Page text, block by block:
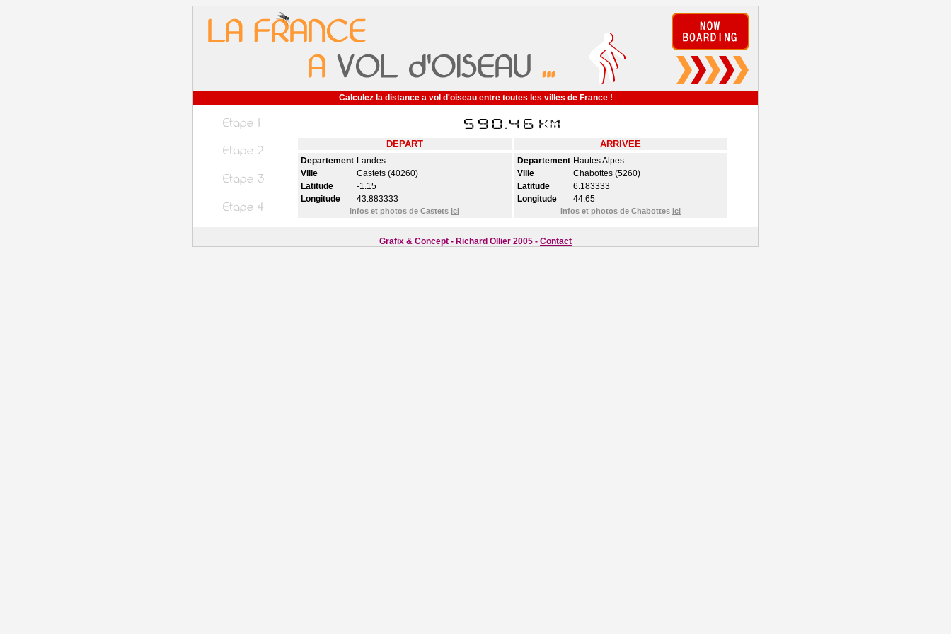
Calculez la distance a vol d'oiseau entre toutes les villes de France !
DEPART ARRIVEE
Departement Landes
Ville
Castets (40260)
Latitude
-1.15
Longitude
43.883333
Infos et photos de Castets ici
Departement Hautes Alpes
Ville
Chabottes (5260)
Latitude
6.183333
Longitude
44.65
Infos et photos de Chabottes ici
Grafix & Concept - Richard Ollier 2005 - Contact